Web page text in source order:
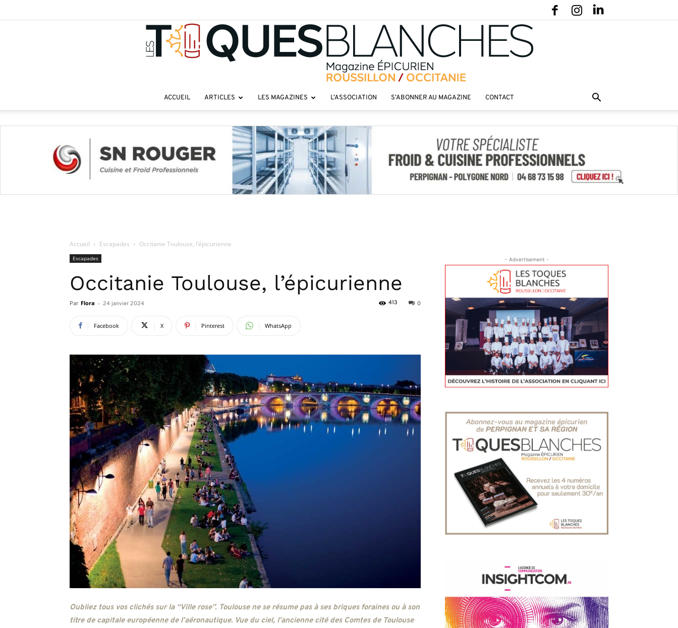
roussillon
ACCUEIL ARTICLES LES MAGAZINES L’ASSOCIATION S’ABONNER AU MAGAZINE CONTACT
Accueil Escapades Occitanie Toulouse, l’épicurienne
Escapades
Occitanie Toulouse, l’épicurienne
Par Flora - 24 janvier 2024 0
413
Facebook X Pinterest WhatsApp
Oubliez tous vos clichés sur la “Ville rose”. Toulouse ne se résume pas à ses briques foraines ou à son
titre de capitale européenne de l’aéronautique. Vue du ciel, l’ancienne cité des Comtes de Toulouse
- Advertisement -